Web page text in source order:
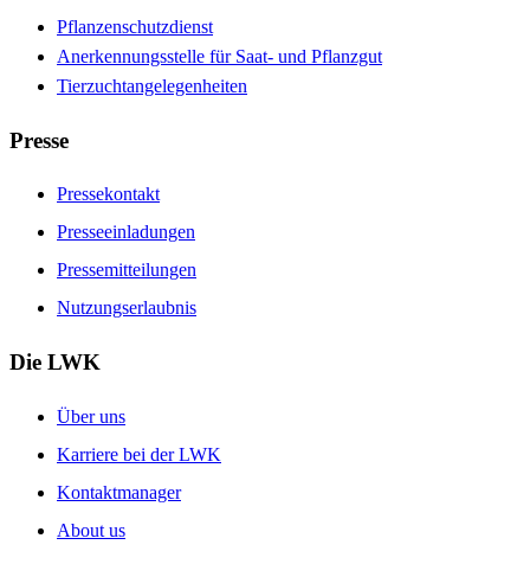
Pflanzenschutzdienst
Anerkennungsstelle für Saat- und Pflanzgut
Tierzuchtangelegenheiten
Presse
Pressekontakt
Presseeinladungen
Pressemitteilungen
Nutzungserlaubnis
Die LWK
Über uns
Karriere bei der LWK
Kontaktmanager
About us